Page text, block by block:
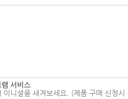
서비스
이니셜을 새겨보세요. (제품 구매 신청시